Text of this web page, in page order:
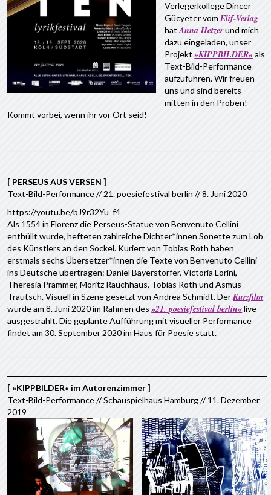
Verlegerkollege Dincer
Gücyeter vomElif-Verlag
hatAnna Hetzerund mich
dazu eingeladen, unser
Projekt»KIPPBILDER«als
Text-Bild-Performance
aufzuführen. Wir freuen
uns und sind bereits
mitten in den Proben!
Kommt vorbei, wenn ihr vor Ort seid!
[ PERSEUS AUS VERSEN ]
Text-Bild-Performance // 21. poesiefestival berlin // 8. Juni 2020
https://youtu.be/bJ9r32Yu_f4
Als 1554 in Florenz die Perseus-Statue von Benvenuto Cellini
enthüllt wurde, hefteten zahlreiche Dichter*innen Sonette zum Lob
des Künstlers an den Sockel. Kuriert von Tobias Roth haben
erstmals sechs Übersetzer*innen die Texte von Benvenuto Cellini
ins Deutsche übertragen: Daniel Bayerstorfer, Victoria Lorini,
Theresia Prammer, Moritz Rauchhaus, Tobias Roth und Asmus
Trautsch. Visuell in Szene gesetzt von Andrea Schmidt. DerKurzfilm
wurde am 8. Juni 2020 im Rahmen des»21. poesiefestival berlin«live
ausgestrahlt. Die geplante Aufführung mit visueller Performance
findet am 30. September 2020 im Haus für Poesie statt.
[ »KIPPBILDER« im Autorenzimmer ]
Text-Bild-Performance // Schauspielhaus Hamburg // 11. Dezember
2019